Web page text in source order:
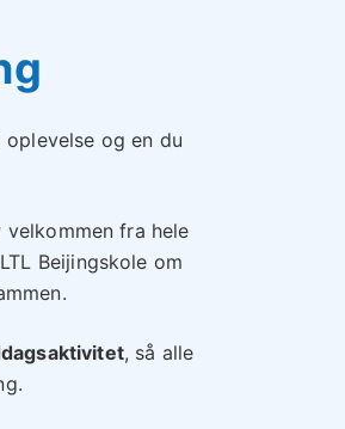
og en du
velkommen fra hele
Beijingskole om
, så alle